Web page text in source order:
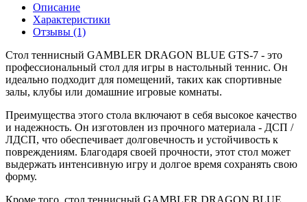
Описание
Характеристики
Отзывы (1)
Стол теннисный GAMBLER DRAGON BLUE GTS-7 - это
профессиональный стол для игры в настольный теннис. Он
идеально подходит для помещений, таких как спортивные
залы, клубы или домашние игровые комнаты.
Преимущества этого стола включают в себя высокое качество
и надежность. Он изготовлен из прочного материала - ДСП /
ЛДСП, что обеспечивает долговечность и устойчивость к
повреждениям. Благодаря своей прочности, этот стол может
выдержать интенсивную игру и долгое время сохранять свою
форму.
Кроме того, стол теннисный GAMBLER DRAGON BLUE